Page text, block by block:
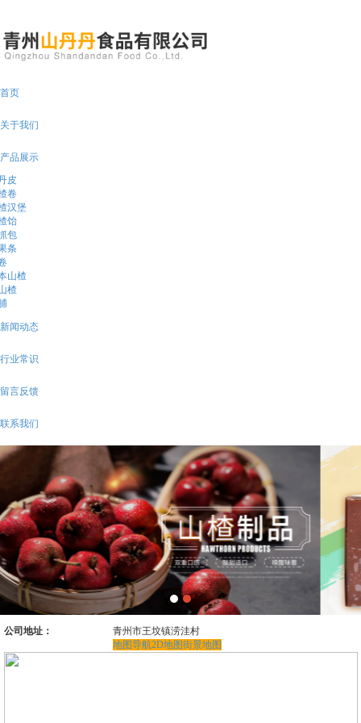
首页
关于我们
产品展示
皮
卷
汉堡
饴
包
条
山楂
楂
新闻动态
行业常识
留言反馈
联系我们
公司地址：
青州市王坟镇涝洼村
地图导航2D地图街景地图